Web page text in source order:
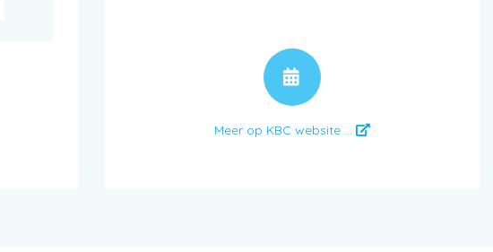
Meer op KBC website ...